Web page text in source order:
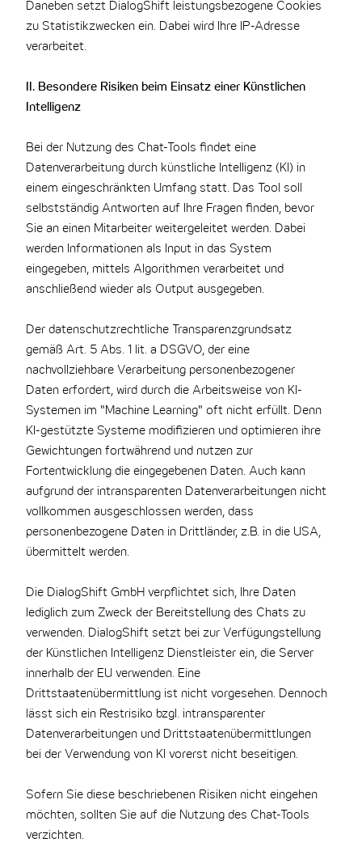
Daneben setzt DialogShift leistungsbezogene Cookies
zu Statistikzwecken ein. Dabei wird Ihre IP-Adresse
verarbeitet.
II. Besondere Risiken beim Einsatz einer Künstlichen
Intelligenz
Bei der Nutzung des Chat-Tools findet eine
Datenverarbeitung durch künstliche Intelligenz (KI) in
einem eingeschränkten Umfang statt. Das Tool soll
selbstständig Antworten auf Ihre Fragen finden, bevor
Sie an einen Mitarbeiter weitergeleitet werden. Dabei
werden Informationen als Input in das System
eingegeben, mittels Algorithmen verarbeitet und
anschließend wieder als Output ausgegeben.
Der datenschutzrechtliche Transparenzgrundsatz
gemäß Art. 5 Abs. 1 lit. a DSGVO, der eine
nachvollziehbare Verarbeitung personenbezogener
Daten erfordert, wird durch die Arbeitsweise von KI-
Systemen im "Machine Learning" oft nicht erfüllt. Denn
KI-gestützte Systeme modifizieren und optimieren ihre
Gewichtungen fortwährend und nutzen zur
Fortentwicklung die eingegebenen Daten. Auch kann
aufgrund der intransparenten Datenverarbeitungen nicht
vollkommen ausgeschlossen werden, dass
personenbezogene Daten in Drittländer, z.B. in die USA,
übermittelt werden.
Die DialogShift GmbH verpflichtet sich, Ihre Daten
lediglich zum Zweck der Bereitstellung des Chats zu
verwenden. DialogShift setzt bei zur Verfügungstellung
der Künstlichen Intelligenz Dienstleister ein, die Server
innerhalb der EU verwenden. Eine
Drittstaatenübermittlung ist nicht vorgesehen. Dennoch
lässt sich ein Restrisiko bzgl. intransparenter
Datenverarbeitungen und Drittstaatenübermittlungen
bei der Verwendung von KI vorerst nicht beseitigen.
Sofern Sie diese beschriebenen Risiken nicht eingehen
möchten, sollten Sie auf die Nutzung des Chat-Tools
verzichten.